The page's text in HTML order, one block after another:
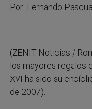
r
Por: Fernando
(ZENIT Noticias /
los mayores regalos
XVI ha sido su
de 2007).